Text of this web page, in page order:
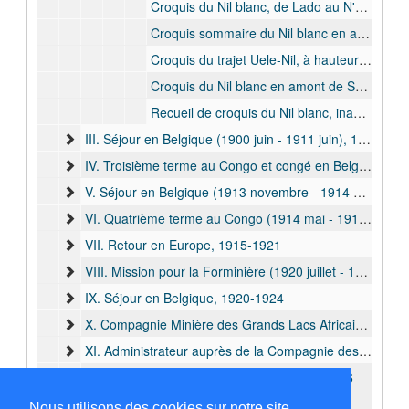
Croquis du Nil blanc, de Lado au N'Djoro, s.d.
Croquis sommaire du Nil blanc en aval du Sobat, s.d.
Croquis du trajet Uele-Nil, à hauteur de Shambe, s.d.
Croquis du Nil blanc en amont de Shambe, s.d.
Recueil de croquis du Nil blanc, inachevés ou non-identifiables, s.d.
III. Séjour en Belgique (1900 juin - 1911 juin), 1900-1911
IV. Troisième terme au Congo et congé en Belgique (1911 juill. - 1913 nov.), 1911-1914
V. Séjour en Belgique (1913 novembre - 1914 avril), 1913-1914
VI. Quatrième terme au Congo (1914 mai - 1915 déc.), 1914-1916
VII. Retour en Europe, 1915-1921
VIII. Mission pour la Forminière (1920 juillet - 1922 juin), 1920-1922
IX. Séjour en Belgique, 1920-1924
X. Compagnie Minière des Grands Lacs Africains (1924 déc. - 1928 juin), 1924-1935
XI. Administrateur auprès de la Compagnie des Chemins de fer Katanga-Dilolo-Léopoldville, 1954
XII. Dernières années en Belgique, 1927-1956
D. Géologue, 1910-1927